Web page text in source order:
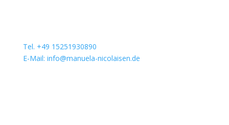
Tel. +49 15251930890
E-Mail: info@manuela-nicolaisen.de